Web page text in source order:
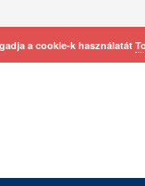
a cookie-k használatát